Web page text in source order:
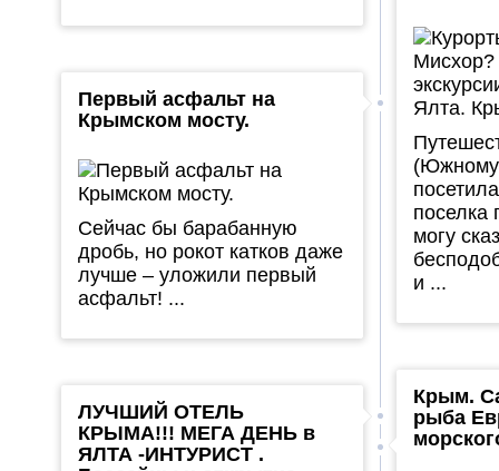
(Южному
поселка
могу
и ...
Первый асфальт на
Крымском мосту.
Сейчас бы барабанную
дробь, но рокот катков даже
лучше – уложили первый
асфальт! ...
Крым.
рыба
ЛУЧШИЙ ОТЕЛЬ
КРЫМА!!! МЕГА ДЕНЬ в
ЯЛТА -ИНТУРИСТ .